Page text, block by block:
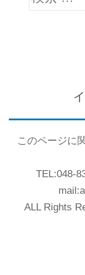
このページに
TEL:048-
ALL Rights